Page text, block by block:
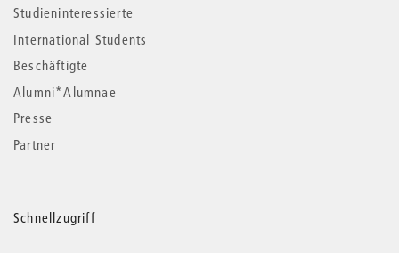
Studieninteressierte
International Students
Beschäftigte
Alumni*Alumnae
Presse
Partner
Schnellzugriff